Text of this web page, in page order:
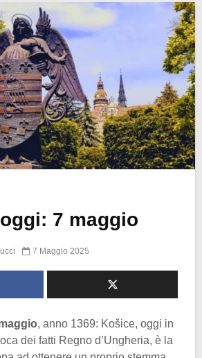
7 maggio
7 Maggio 2025
, anno 1369: Košice, oggi in
dei fatti Regno d’Ungheria, è la